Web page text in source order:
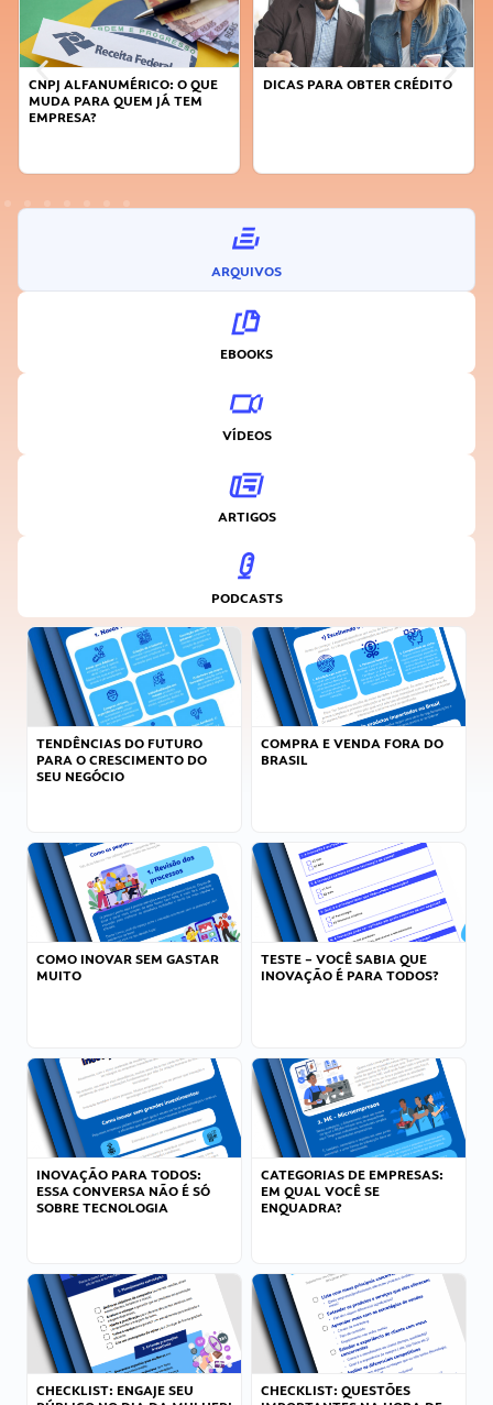
DICAS PARA OBTER CRÉDITO
FAÇA A DIFERENÇA: SEJA
ARQUIVOS
EBOOKS
VÍDEOS
ARTIGOS
PODCASTS
TENDÊNCIAS DO FUTURO
PARA O CRESCIMENTO DO
SEU NEGÓCIO
COMPRA E VENDA FORA DO
BRASIL
COMO INOVAR SEM GASTAR
MUITO
TESTE – VOCÊ SABIA QUE
INOVAÇÃO É PARA TODOS?
INOVAÇÃO PARA TODOS:
ESSA CONVERSA NÃO É SÓ
SOBRE TECNOLOGIA
CATEGORIAS DE EMPRESAS:
EM QUAL VOCÊ SE
ENQUADRA?
CHECKLIST: ENGAJE SEU
CHECKLIST: QUESTÕES